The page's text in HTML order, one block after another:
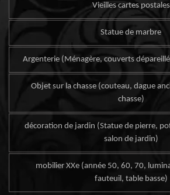
Vieilles cartes postales
Statue de marbre
Argenterie (Ménagère, couverts
Objet sur la chasse (couteau, dague
chasse)
décoration de jardin (Statue de pierre,
salon de jardin)
mobilier XXe (année 50, 60, 70,
fauteuil, table basse)